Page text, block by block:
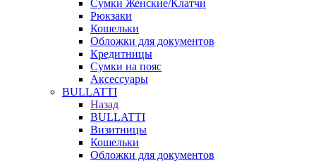
Сумки Женские/Клатчи
Рюкзаки
Кошельки
Обложки для документов
Кредитницы
Сумки на пояс
Аксессуары
BULLATTI
Назад
BULLATTI
Визитницы
Кошельки
Обложки для документов